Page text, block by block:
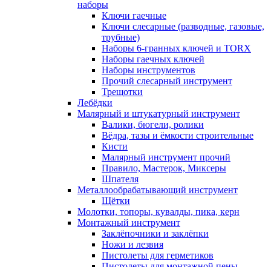
наборы
Ключи гаечные
Ключи слесарные (разводные, газовые,
трубные)
Наборы 6-гранных ключей и TORX
Наборы гаечных ключей
Наборы инструментов
Прочий слесарный инструмент
Трещотки
Лебёдки
Малярный и штукатурный инструмент
Валики, бюгели, ролики
Вёдра, тазы и ёмкости строительные
Кисти
Малярный инструмент прочий
Правило, Мастерок, Миксеры
Шпателя
Металлообрабатывающий инструмент
Щётки
Молотки, топоры, кувалды, пика, керн
Монтажный инструмент
Заклёпочники и заклёпки
Ножи и лезвия
Пистолеты для герметиков